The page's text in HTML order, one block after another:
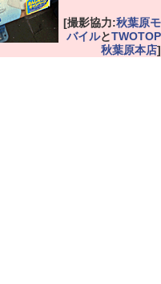
[撮影協力:秋葉原モ
バイルとTWOTOP
秋葉原本店]